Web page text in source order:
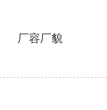
厂容厂貌